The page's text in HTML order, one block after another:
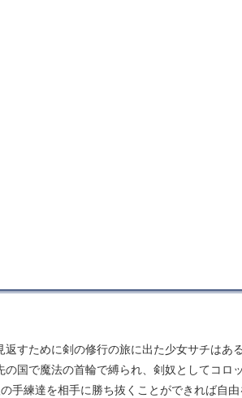
返すために剣の修行の旅に出た少女サチはあ
の国で魔法の首輪で縛られ、剣奴としてコロ
手練達を相手に勝ち抜くことができれば自